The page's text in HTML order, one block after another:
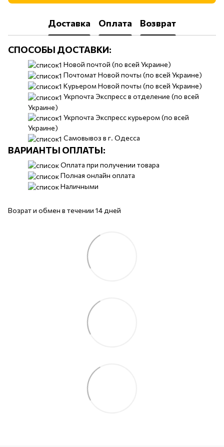
Доставка Оплата Возврат
СПОСОБЫ ДОСТАВКИ:
​​Новой почтой (по всей Украине)
Почтомат Новой почты (по всей Украине)
Курьером Новой почты (по всей Украине)
Укрпочта Экспресс в отделение (по всей
Украине)
Укрпочта Экспресс курьером (по всей
Украине)
Самовывоз в г. Одесса
ВАРИАНТЫ ОПЛАТЫ:
Оплата при получении товара
Полная онлайн оплата
Наличными
Возрат и обмен в течении 14 дней